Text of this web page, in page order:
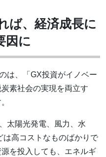
ば、経済成長に
因に
は、「GX投資がイノベー
素社会の実現を両立す
太陽光発電、風力、水
高コストなものばかりで
を投入しても、エネルギ